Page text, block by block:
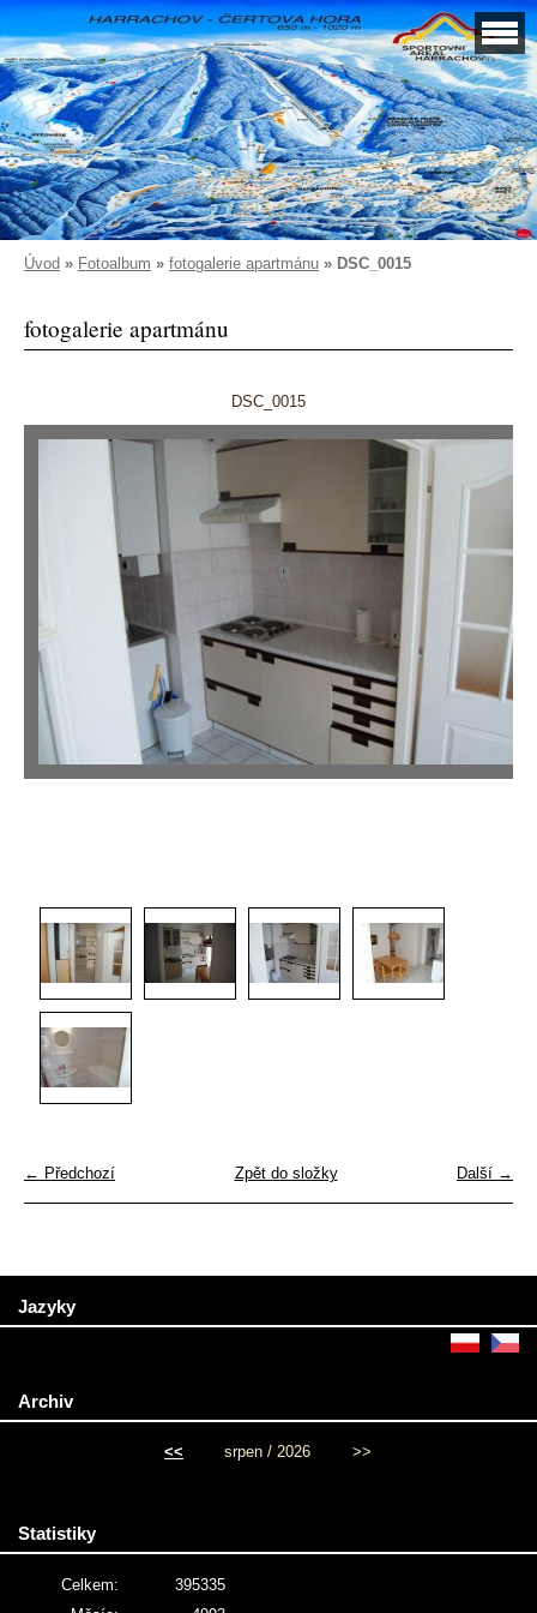
Úvod » Fotoalbum » fotogalerie apartmánu » DSC_0015
fotogalerie apartmánu
DSC_0015
← Předchozí Další →
Zpět do složky
Jazyky
Archiv
<< srpen / 2026 >>
Statistiky
Celkem:
395335